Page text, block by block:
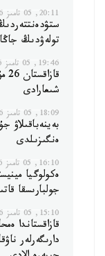
20:11, 05 تامىز 2026
تولەۋدىڭ
19:46, 05 تامىز 2026
شىعارادى
18:09, 05 تامىز 2026
بەينەباقىلاۋ
ەنگىزىلدى
16:10, 05 تامىز 2026
ەكولوگيا
جولبارىسقا
15:10, 05 تامىز 2026
قازاقستاندا
دارىگەرلەر